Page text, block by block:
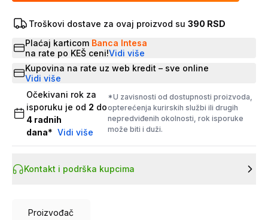
Troškovi dostave za ovaj proizvod su 390 RSD
Plaćaj karticom Banca Intesa
na rate po KEŠ ceni!Vidi više
Kupovina na rate uz web kredit – sve online
Vidi više
Očekivani rok za
isporuku je od 2 do
4 radnih
dana* Vidi više
*U zavisnosti od dostupnosti proizvoda,
opterećenja kurirskih službi ili drugih
nepredviđenih okolnosti, rok isporuke
može biti i duži.
Kontakt i podrška kupcima
Proizvođač